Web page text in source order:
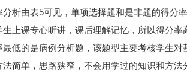
分析由表5可见，单项选择题和是非题的得分
生上课专心听讲，课后理解记忆，所以得分
最低的是病例分析题，该题型主要考核学生
法简单，思路狭窄，不会用学过的知识和方